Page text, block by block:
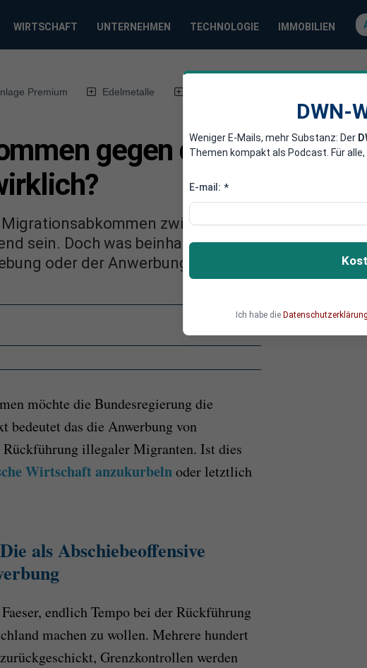
WIRTSCHAFT UNTERNEHMEN TECHNOLOGIE IMMOBILIEN
Premium Edelmetalle
gegen den
zwischen der
sein. Doch was beinhalten solche Abkommen
oder der Anwerbung von Migranten?
möchte die Bundesregierung die
das die Anwerbung von
illegaler Migranten. Ist dies
Wirtschaft anzukurbelnoder letztlich
als Abschiebeoffensive
endlich Tempo bei der Rückführung
machen zu wollen. Mehrere hundert
Grenzkontrollen werden
DWN-
Weniger E-Mails, mehr Substanz: Der
Themen kompakt als Podcast. Für
E-mail: *
Ich habe die Datenschutzerklärung